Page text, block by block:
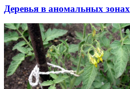
Деревья в аномальных зонах